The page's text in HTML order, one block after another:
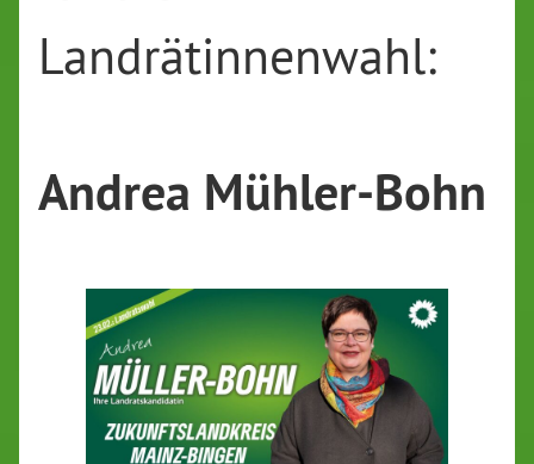
Landrätinnenwahl:
Andrea Mühler-Bohn